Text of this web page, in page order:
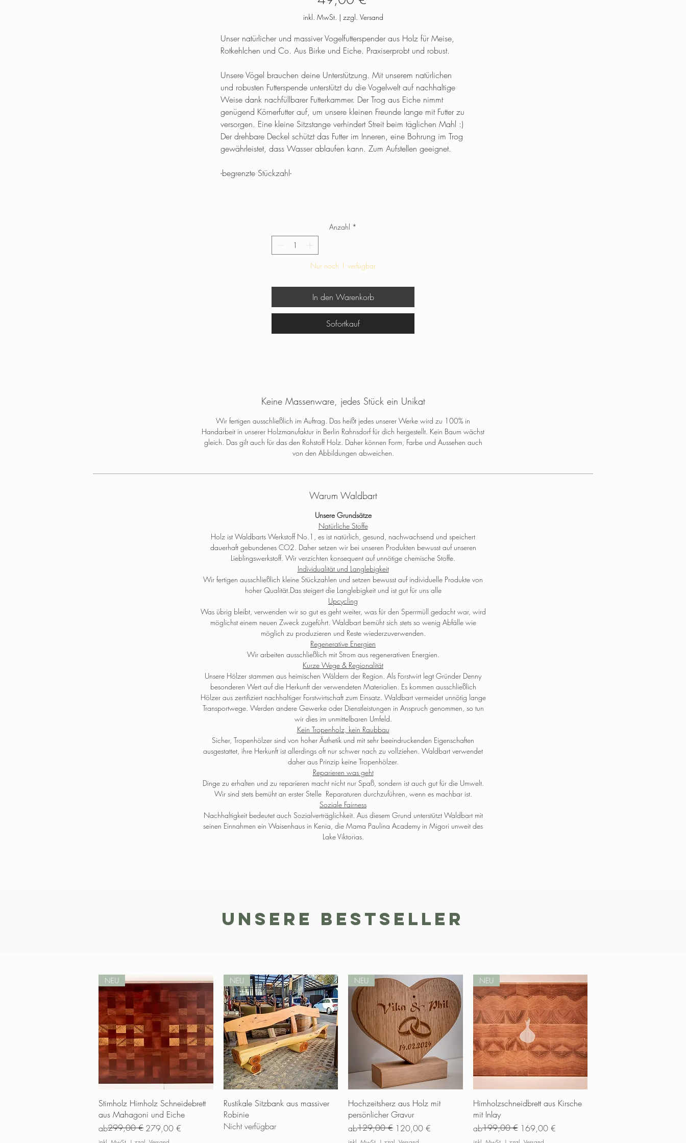
inkl. MwSt. | zzgl. Versand
Unser natürlicher und massiver Vogelfutterspender aus Holz für Meise,
Rotkehlchen und Co. Aus Birke und Eiche. Praxiserprobt und robust.
Unsere Vögel brauchen deine Unterstützung. Mit unserem natürlichen
und robusten Futterspende unterstützt du die Vogelwelt auf nachhaltige
Weise dank nachfüllbarer Futterkammer. Der Trog aus Eiche nimmt
genügend Körnerfutter auf, um unsere kleinen Freunde lange mit Futter zu
versorgen. Eine kleine Sitzstange verhindert Streit beim täglichen Mahl :)
Der drehbare Deckel schützt das Futter im Inneren, eine Bohrung im Trog
gewährleistet, dass Wasser ablaufen kann. Zum Aufstellen geeignet.
-begrenzte Stückzahl-
Anzahl *
Nur noch 1 verfügbar
In den Warenkorb
Sofortkauf
Keine Massenware, jedes Stück ein Unikat
Wir fertigen ausschließlich im Auftrag. Das heißt jedes unserer Werke wird zu 100% in
Handarbeit in unserer Holzmanufaktur in Berlin Rahnsdorf für dich hergestellt. Kein Baum wächst
gleich. Das gilt auch für das den Rohstoff Holz. Daher können Form, Farbe und Aussehen auch
von den Abbildungen abweichen.
Warum Waldbart
Unsere Grundsätze
Natürliche Stoffe
Holz ist Waldbarts Werkstoff No.1, es ist natürlich, gesund, nachwachsend und speichert
dauerhaft gebundenes CO2. Daher setzen wir bei unseren Produkten bewusst auf unseren
Lieblingswerkstoff. Wir verzichten konsequent auf unnötige chemische Stoffe.
Individualität und Langlebigkeit
Wir fertigen ausschließlich kleine Stückzahlen und setzen bewusst auf individuelle Produkte von
hoher Qualität.Das steigert die Langlebigkeit und ist gut für uns alle
Upcycling
Was übrig bleibt, verwenden wir so gut es geht weiter, was für den Sperrmüll gedacht war, wird
möglichst einem neuen Zweck zugeführt. Waldbart bemüht sich stets so wenig Abfälle wie
möglich zu produzieren und Reste wiederzuverwenden.
Regenerative Energien
Wir arbeiten ausschließlich mit Strom aus regenerativen Energien.
Kurze Wege & Regionalität
Unsere Hölzer stammen aus heimischen Wäldern der Region. Als Forstwirt legt Gründer Denny
besonderen Wert auf die Herkunft der verwendeten Materialien. Es kommen ausschließlich
Hölzer aus zertifiziert nachhaltiger Forstwirtschaft zum Einsatz. Waldbart vermeidet unnötig lange
Transportwege. Werden andere Gewerke oder Dienstleistungen in Anspruch genommen, so tun
wir dies im unmittelbaren Umfeld.
Kein Tropenholz, kein Raubbau
Sicher, Tropenhölzer sind von hoher Ästhetik und mit sehr beeindruckenden Eigenschaften
ausgestattet, ihre Herkunft ist allerdings oft nur schwer nach zu vollziehen. Waldbart verwendet
daher aus Prinzip keine Tropenhölzer.
Reparieren was geht
Dinge zu erhalten und zu reparieren macht nicht nur Spaß, sondern ist auch gut für die Umwelt.
Wir sind stets bemüht an erster Stelle Reparaturen durchzuführen, wenn es machbar ist.
Soziale Fairness
Nachhaltigkeit bedeutet auch Sozialverträglichkeit. Aus diesem Grund unterstützt Waldbart mit
seinen Einnahmen ein Waisenhaus in Kenia, die Mama Paulina Academy in Migori unweit des
Lake Viktorias.
UnSERE BESTSELLER
Schnellansicht
NEU
Stirnholz Hirnholz Schneidebrett
aus Mahagoni und Eiche
ab
Standardpreis
299,00 € 279,00 €
Sale-Preis
Schnellansicht
NEU
Rustikale Sitzbank aus massiver
Robinie
Nicht verfügbar
Schnellansicht
NEU
Hochzeitsherz aus Holz mit
persönlicher Gravur
ab
Standardpreis
129,00 € 120,00 €
Sale-Preis
Schnellansicht
NEU
Hirnholzschneidbrett aus Kirsche
mit Inlay
ab
Standardpreis
199,00 € 169,00 €
Sale-Preis